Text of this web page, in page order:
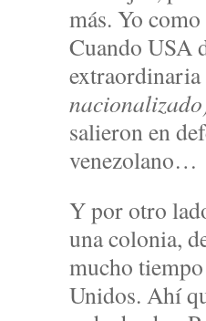
más. Yo
Cuando USA
extraordinaria
salieron en
venezolano…
Y por otro
una colonia,
mucho
Unidos. Ahí